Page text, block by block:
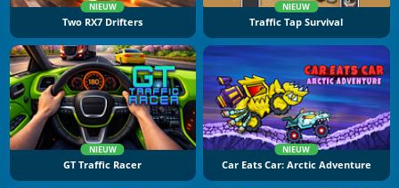
NIEUW
Two RX7 Drifters
NIEUW
Traffic Tap Survival
NIEUW
GT Traffic Racer
NIEUW
Car Eats Car: Arctic Adventure